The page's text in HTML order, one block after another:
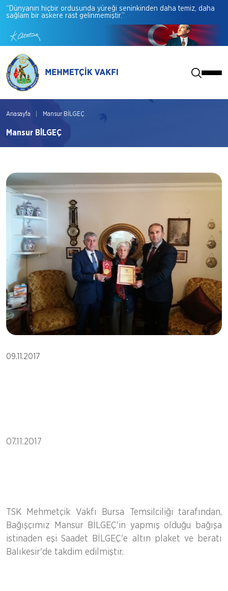
“Dünyanın hiçbir ordusunda yüreği seninkinden daha temiz, daha
sağlam bir askere rast gelinmemiştir.”
Anasayfa Mansur BİLGEÇ
Mansur BİLGEÇ
09.11.2017
07.11.2017
TSK Mehmetçik Vakfı Bursa Temsilciliği tarafından,
Bağışçımız Mansur BİLGEÇ'in yapmış olduğu bağışa
istinaden eşi Saadet BİLGEÇ'e altın plaket ve beratı
Balıkesir'de takdim edilmiştir.